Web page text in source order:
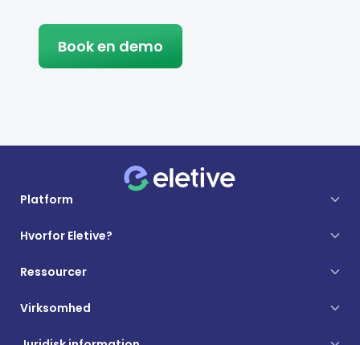
Book en demo
Platform
Hvorfor Eletive?
Ressourcer
Virksomhed